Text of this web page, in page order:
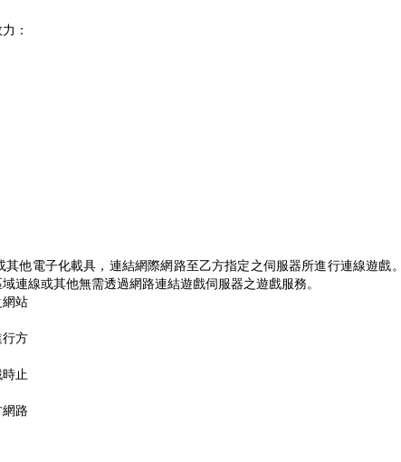
：
他電子化載具，連結網際網路至乙方指定之伺服器所進行連線遊戲
連線或其他無需透過網路連結遊戲伺服器之遊戲服務。
網站
行方
時止
路